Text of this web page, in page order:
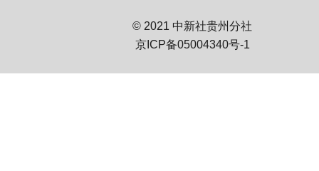
© 2021 中新社贵州分社
京ICP备05004340号-1